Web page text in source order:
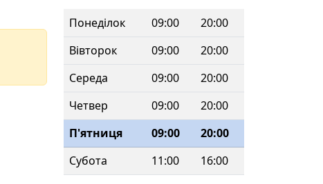
Понеділок 09:00
20:00
Вівторок
09:00
20:00
Середа
09:00
20:00
Четвер
09:00
20:00
П'ятниця
09:00
20:00
Субота
11:00 16:00